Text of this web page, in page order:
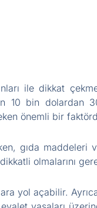
ile dikkat
10 bin dolardan
önemli bir
gıda maddeleri
olmalarını
yol açabilir.